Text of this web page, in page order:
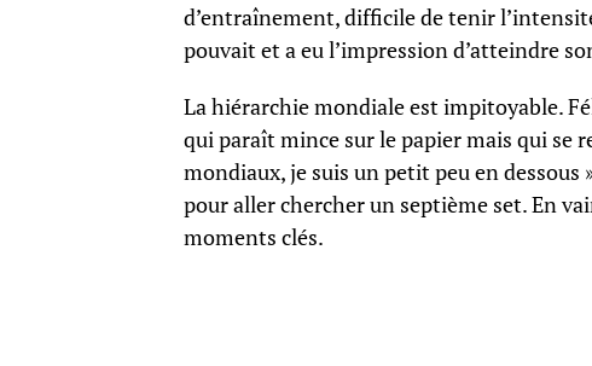
d’entraînement, difficile de tenir
pouvait et a eu l’impression d’atteindre
La hiérarchie mondiale est impitoyable.
qui paraît mince sur le papier mais qui se
mondiaux, je suis un petit peu en
pour aller chercher un septième set. En
moments clés.